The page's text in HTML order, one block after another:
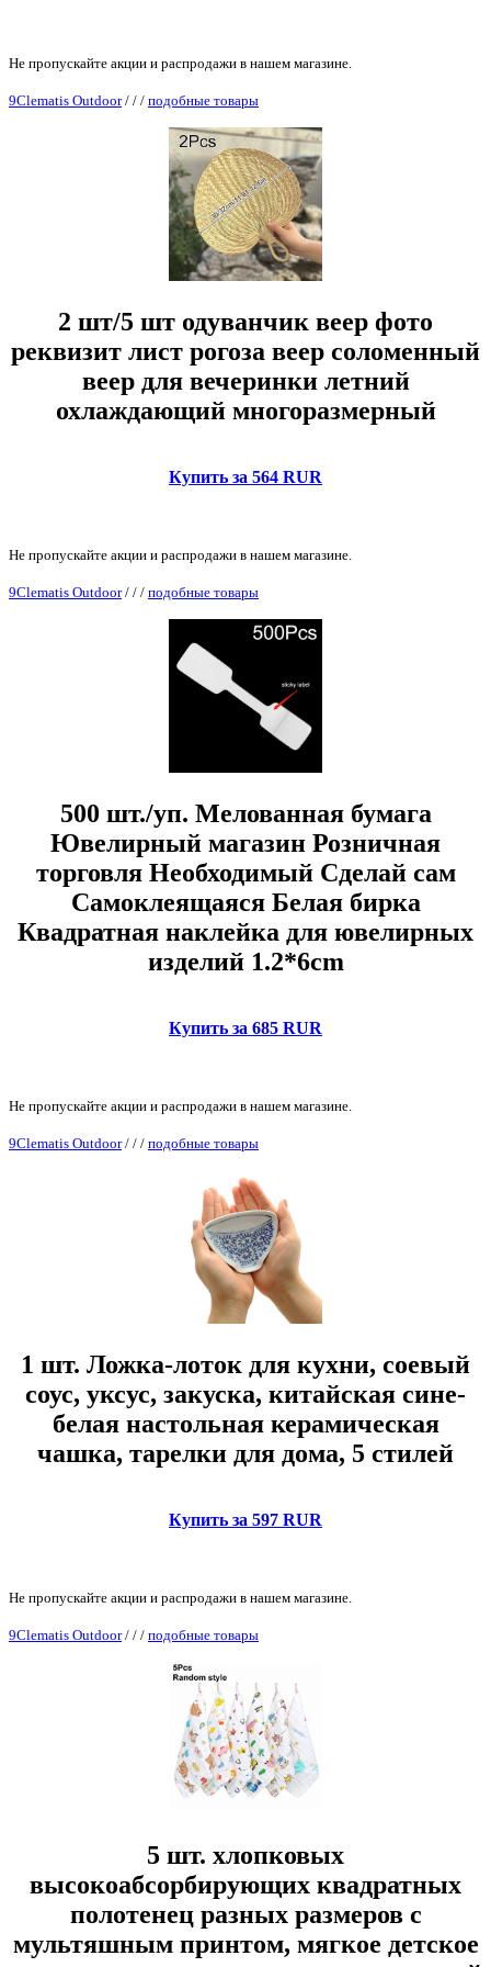
Не пропускайте акции и распродажи в нашем магазине.
9Clematis Outdoor/ / / подобные товары
2 шт/5 шт одуванчик веер фото
реквизит лист рогоза веер соломенный
веер для вечеринки летний
охлаждающий многоразмерный
Купить за 564 RUR
Не пропускайте акции и распродажи в нашем магазине.
9Clematis Outdoor/ / / подобные товары
500 шт./уп. Мелованная бумага
Ювелирный магазин Розничная
торговля Необходимый Сделай сам
Самоклеящаяся Белая бирка
Квадратная наклейка для ювелирных
изделий 1.2*6cm
Купить за 685 RUR
Не пропускайте акции и распродажи в нашем магазине.
9Clematis Outdoor/ / / подобные товары
1 шт. Ложка-лоток для кухни, соевый
соус, уксус, закуска, китайская сине-
белая настольная керамическая
чашка, тарелки для дома, 5 стилей
Купить за 597 RUR
Не пропускайте акции и распродажи в нашем магазине.
9Clematis Outdoor/ / / подобные товары
5 шт. хлопковых
высокоабсорбирующих квадратных
полотенец разных размеров с
мультяшным принтом, мягкое детское